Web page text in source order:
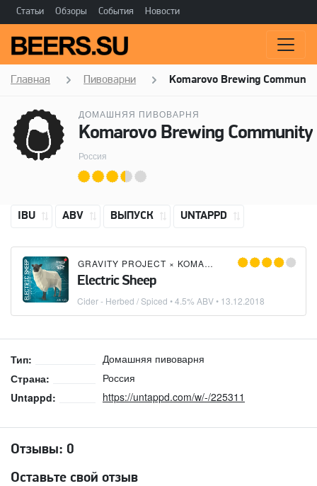
Статьи Обзоры События Новости
Главная Пивоварни Komarovo Brewing
ДОМАШНЯЯ ПИВОВАРНЯ
Komarovo Brewing Community
Россия
IBU ABV ВЫПУСК UNTAPPD
GRAVITY PROJECT × KOMAROVO BREWING COMMUNITY
Electric Sheep
Cider - Herbed / Spiced • 4.5% ABV • 13.12.2018
Тип:
Домашняя пивоварня
Страна:
Россия
Untappd:
https://untappd.com/w/-/225311
Отзывы: 0
Оставьте свой отзыв